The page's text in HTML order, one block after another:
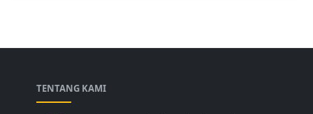
TENTANG KAMI